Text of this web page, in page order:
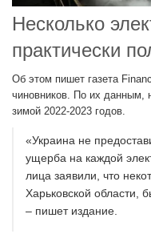
Несколько
практически
Об этом пишет газета
чиновников. По их
зимой 2022-2023 годов.
«Украина не
ущерба на каждой
лица заявили, что
Харьковской области,
– пишет издание.